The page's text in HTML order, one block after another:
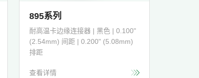
895系列
耐高温卡边缘连接器 | 黑色 | 0.100"
(2.54mm) 间距 | 0.200" (5.08mm)
排距
查看详情